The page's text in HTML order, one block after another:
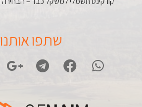
שתפו אותנו